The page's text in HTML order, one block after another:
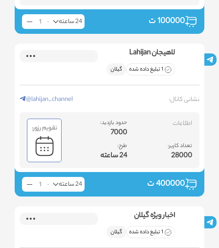
100000ت 24 ساعته
لاهیجان Lahijan
1 تبلیغ داده شده گیلان
نشانی کانال: @lahijan_channel
اطلاعات
تعداد کاربر:
28000
حدود بازدید:
7000
طرح:
24 ساعته
تقویم رزور:
400000ت 24 ساعته
اخبار ویژه گیلان
1 تبلیغ داده شده گیلان